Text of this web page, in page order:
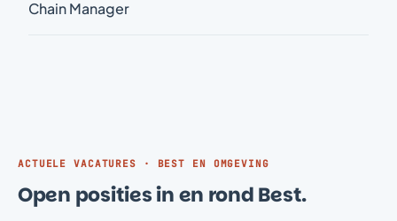
Chain Manager
ACTUELE VACATURES · BEST EN OMGEVING
Open posities in en rond Best.